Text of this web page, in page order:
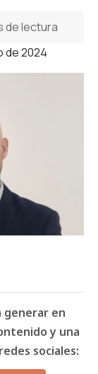
de 2024
de lectura
generar en
y una
sociales: